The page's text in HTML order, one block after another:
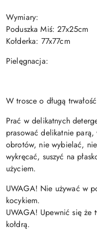
Wymiary:
Poduszka Miś: 27x25cm
Kołderka: 77x77cm
Pielęgnacja:
W trosce o długą
Prać w delikatnych
prasować delikatnie
obrotów, nie wybielać,
wykręcać, suszyć na
użyciem.
UWAGA! Nie używać w
kocykiem.
UWAGA! Upewnić się że
kołdrą.